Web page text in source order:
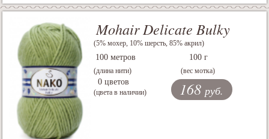
Mohair Delicate Bulky
(5% мохер, 10% шерсть, 85% акрил)
100 метров
(длина нити)
100 г
(вес мотка)
0 цветов
(цвета в наличии) 168 руб.